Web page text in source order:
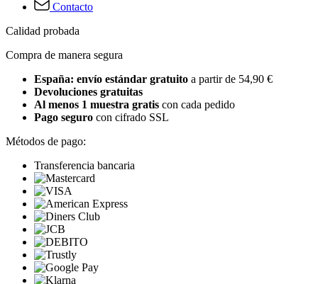
Contacto
Calidad probada
Compra de manera segura
España: envío estándar gratuito a partir de 54,90 €
Devoluciones gratuitas
Al menos 1 muestra gratis con cada pedido
Pago seguro con cifrado SSL
Métodos de pago:
Transferencia bancaria